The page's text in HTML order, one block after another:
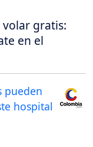
gratis:
en el